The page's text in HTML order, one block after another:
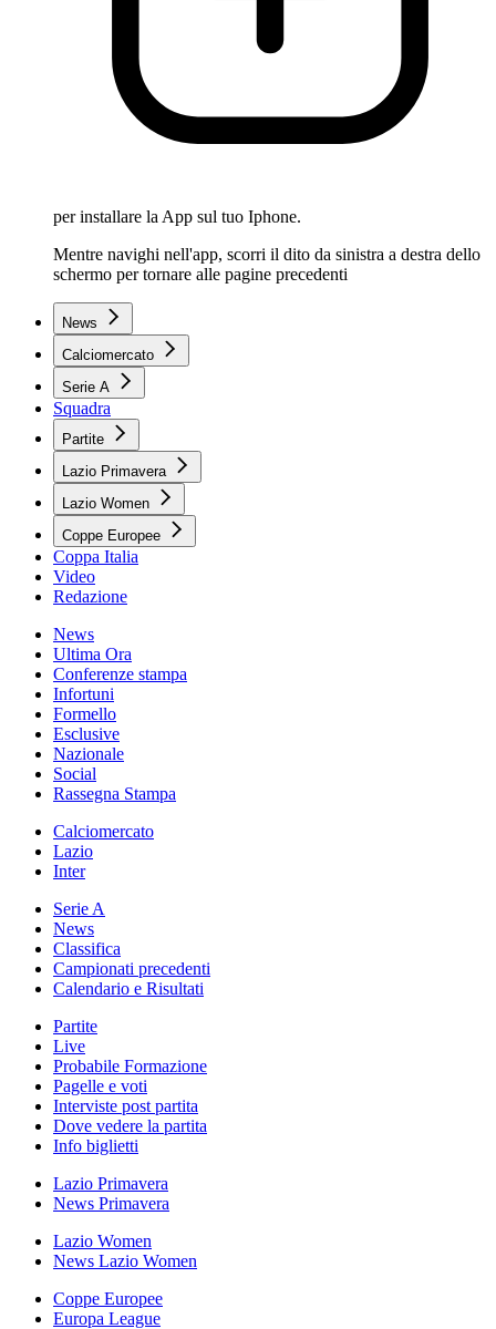
per installare la App sul tuo Iphone.
Mentre navighi nell'app, scorri il dito da sinistra a destra dello
schermo per tornare alle pagine precedenti
News
Calciomercato
Serie A
Squadra
Partite
Lazio Primavera
Lazio Women
Coppe Europee
Coppa Italia
Video
Redazione
News
Ultima Ora
Conferenze stampa
Infortuni
Formello
Esclusive
Nazionale
Social
Rassegna Stampa
Calciomercato
Lazio
Inter
Serie A
News
Classifica
Campionati precedenti
Calendario e Risultati
Partite
Live
Probabile Formazione
Pagelle e voti
Interviste post partita
Dove vedere la partita
Info biglietti
Lazio Primavera
News Primavera
Lazio Women
News Lazio Women
Coppe Europee
Europa League